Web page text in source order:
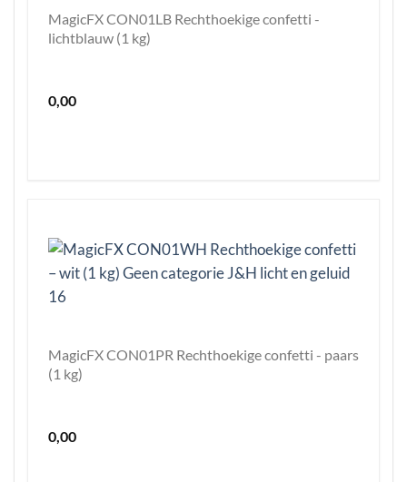
MagicFX CON01LB Rechthoekige confetti -
lichtblauw (1 kg)
0,00
MagicFX CON01PR Rechthoekige confetti - paars
(1 kg)
0,00